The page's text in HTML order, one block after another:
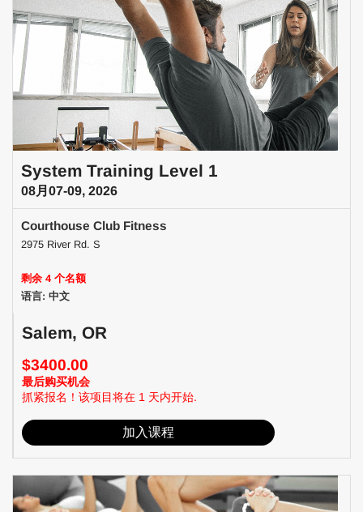
System Training Level 1
08月07-09, 2026
Courthouse Club Fitness
2975 River Rd. S
剩余 4 个名额
语言: 中文
Salem, OR
$3400.00
最后购买机会
抓紧报名！该项目将在 1 天内开始.
加入课程